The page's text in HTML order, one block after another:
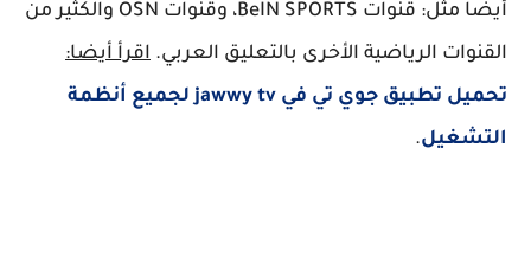
أيضا مثل: قنوات BeIN SPORTS، وقنوات OSN والكثير من
القنوات الرياضية الأخرى بالتعليق العربي. اقرأ أيضا:
تحميل تطبيق جوي تي في jawwy tv لجميع أنظمة
التشغيل.